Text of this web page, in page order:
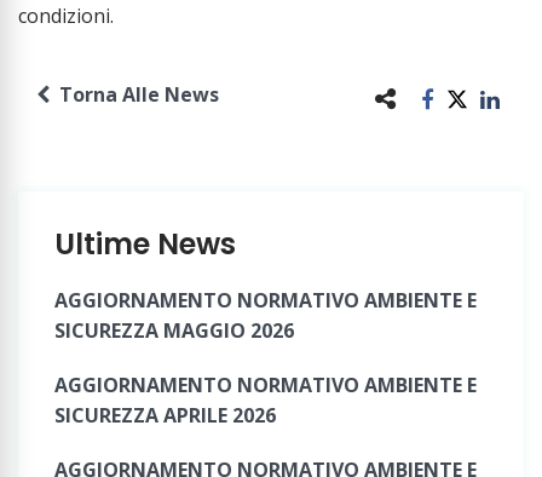
condizioni.
Torna Alle News
Ultime News
AGGIORNAMENTO NORMATIVO AMBIENTE E
SICUREZZA MAGGIO 2026
AGGIORNAMENTO NORMATIVO AMBIENTE E
SICUREZZA APRILE 2026
AGGIORNAMENTO NORMATIVO AMBIENTE E